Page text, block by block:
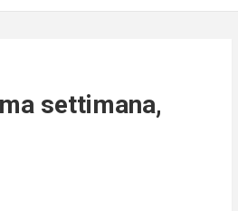
settimana,